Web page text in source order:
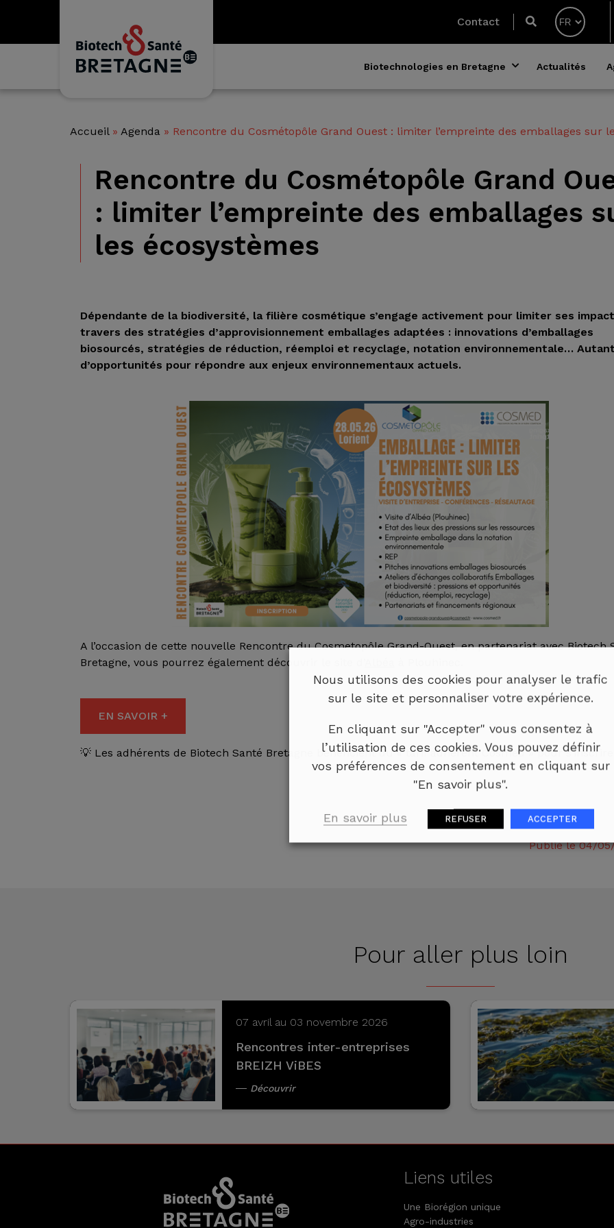
Contact
Biotechnologies en Bretagne Actualités
Accueil» Agenda » Rencontre du Cosmétopôle Grand Ouest : limiter l’empreinte des emballages sur
Rencontre du Cosmétopôle Grand
: limiter l’empreinte des emballages
les écosystèmes
Dépendante de la biodiversité, la filière cosmétique s’engage activement pour limiter ses
travers des stratégies d’approvisionnement emballages adaptées : innovations d’emballages
biosourcés, stratégies de réduction, réemploi et recyclage, notation environnementale… Autant
d’opportunités pour répondre aux enjeux environnementaux actuels.
A l’occasion de cette nouvelle Rencontre du Cosmetopôle Grand-Ouest, en partenariat avec Biotech
Bretagne, vous pourrez également découvrir le site d’
EN SAVOIR +
💡 Les adhérents de Biotech Santé Bretagne bénéficient du « tarif adhérent Cosmed » pour s’inscrire.
Publié le 04/
Pour aller plus loin
07 avril au 03 novembre 2026
Rencontres inter-entreprises
BREIZH ViBES
Découvrir
Liens utiles
Une Biorégion unique
Agro-industries
Nous utilisons des cookies pour analyser le trafic
sur le site et personnaliser votre expérience.
En cliquant sur "Accepter" vous consentez à
l’utilisation de ces cookies. Vous pouvez définir
vos préférences de consentement en cliquant sur
"En savoir plus".
En savoir plus REFUSER ACCEPTER